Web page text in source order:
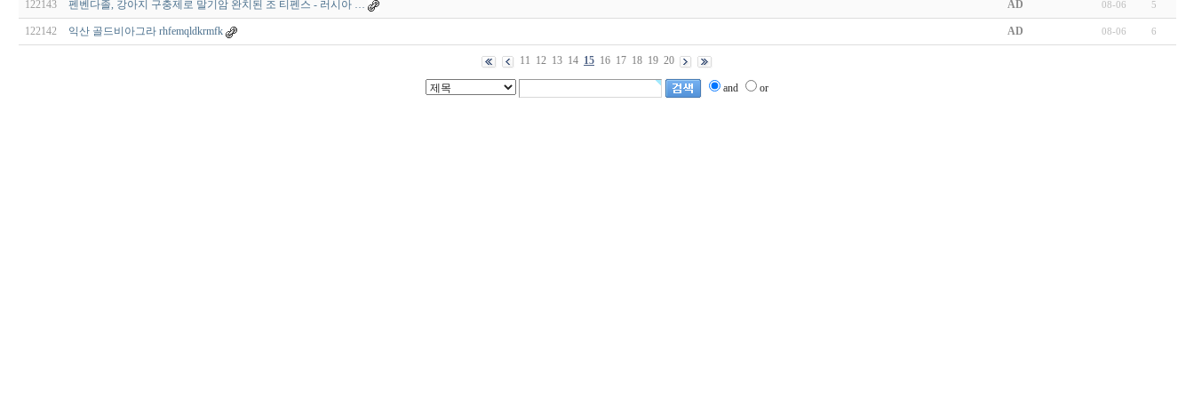
122143 펜벤다졸, 강아지 구충제로 말기암 완치된 조 티펜스 - 러시아 … AD 08-06 5
122142 익산 골드비아그라 rhfemqldkrmfk AD 08-06 6
11 12 13 14 15 16 17 18 19 20
and or